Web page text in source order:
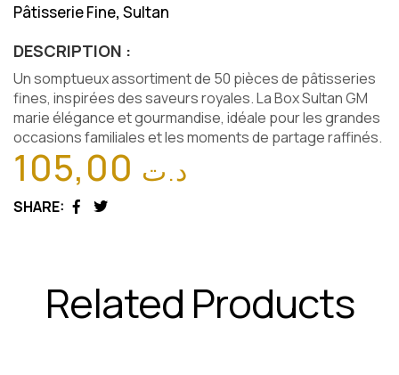
Pâtisserie Fine, Sultan
DESCRIPTION :
Un somptueux assortiment de 50 pièces de pâtisseries
fines, inspirées des saveurs royales. La Box Sultan GM
marie élégance et gourmandise, idéale pour les grandes
occasions familiales et les moments de partage raffinés.
د.ت
SHARE:
Facebook
Twitter
Related Products